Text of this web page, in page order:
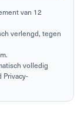
van 12
verlengd, tegen
volledig
Privacy-